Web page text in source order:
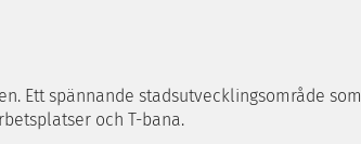
Ett spännande stadsutvecklingsområde som
och T-bana.